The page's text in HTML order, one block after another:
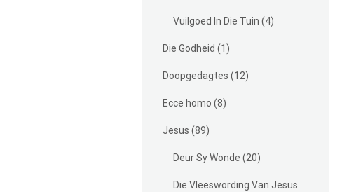
Vuilgoed In Die Tuin (4)
Die Godheid (1)
Doopgedagtes (12)
Ecce homo (8)
Jesus (89)
Deur Sy Wonde (20)
Die Vleeswording Van Jesus